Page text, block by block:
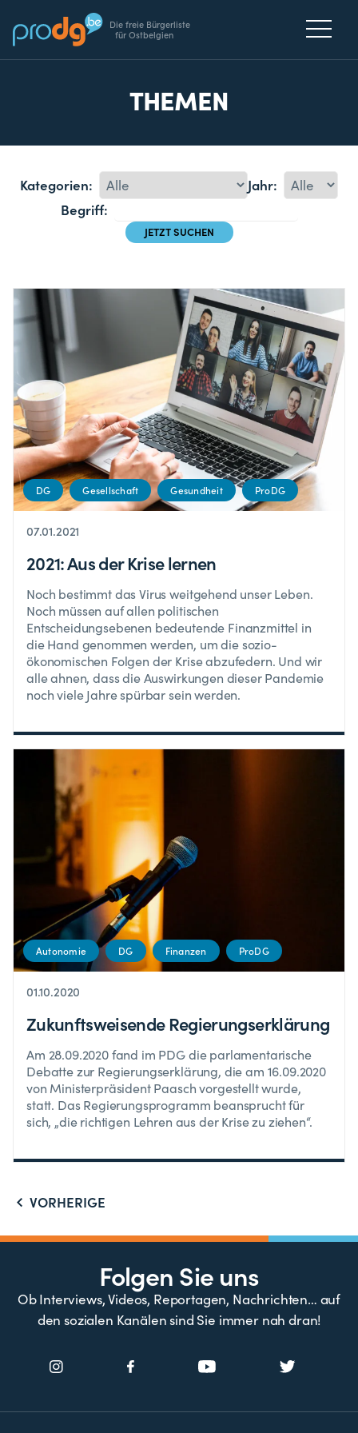
Die freie Bürgerliste
für Ostbelgien
THEMEN
Kategorien:
Jahr:
Begriff:
DG Gesellschaft Gesundheit ProDG
07.01.2021
2021: Aus der Krise lernen
Noch bestimmt das Virus weitgehend unser Leben.
Noch müssen auf allen politischen
Entscheidungsebenen bedeutende Finanzmittel in
die Hand genommen werden, um die sozio-
ökonomischen Folgen der Krise abzufedern. Und wir
alle ahnen, dass die Auswirkungen dieser Pandemie
noch viele Jahre spürbar sein werden.
Autonomie DG Finanzen ProDG
01.10.2020
Zukunftsweisende Regierungserklärung
Am 28.09.2020 fand im PDG die parlamentarische
Debatte zur Regierungserklärung, die am 16.09.2020
von Ministerpräsident Paasch vorgestellt wurde,
statt. Das Regierungsprogramm beansprucht für
sich, „die richtigen Lehren aus der Krise zu ziehen“.
VORHERIGE
Folgen Sie uns
Ob Interviews, Videos, Reportagen, Nachrichten… auf
den sozialen Kanälen sind Sie immer nah dran!